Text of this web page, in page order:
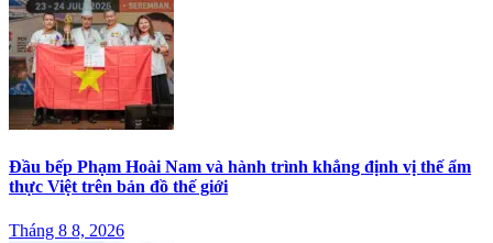
Đầu bếp Phạm Hoài Nam và hành trình khẳng định vị thế ẩm
thực Việt trên bản đồ thế giới
Tháng 8 8, 2026